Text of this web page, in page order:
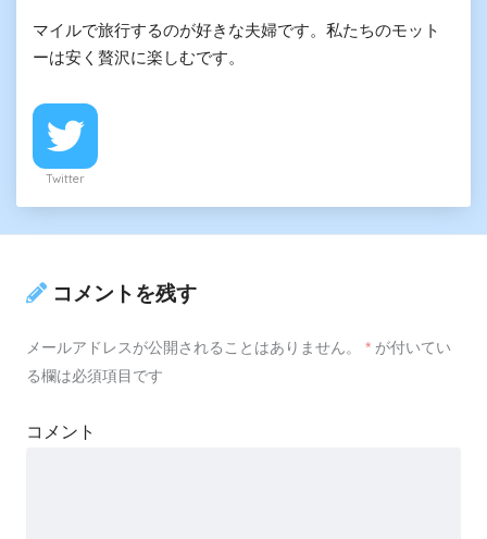
マイルで旅行するのが好きな夫婦です。私たちのモット
ーは安く贅沢に楽しむです。
Twitter
コメントを残す
メールアドレスが公開されることはありません。 * が付いてい
る欄は必須項目です
コメント